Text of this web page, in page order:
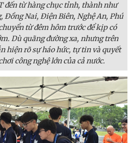
đến từ hàng chục tỉnh, thành như
Đồng Nai, Điện Biên, Nghệ An, Phú
từ đêm hôm trước để kịp có
Dù quãng đường xa, nhưng trên
hiện rõ sự háo hức, tự tin và quyết
công nghệ lớn của cả nước.